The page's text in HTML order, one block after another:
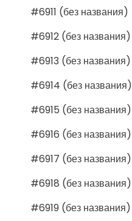
#6911 (без названия)
#6912 (без названия)
#6913 (без названия)
#6914 (без названия)
#6915 (без названия)
#6916 (без названия)
#6917 (без названия)
#6918 (без названия)
#6919 (без названия)